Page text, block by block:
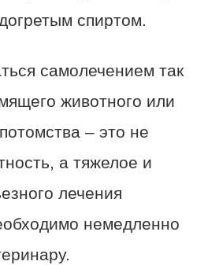
спиртом.
самолечением так
животного или
– это не
а тяжелое и
лечения
немедленно